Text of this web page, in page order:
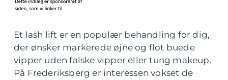
Et lash lift er en populær behandling for dig,
der ønsker markerede øjne og flot buede
vipper uden falske vipper eller tung makeup.
På Frederiksberg er interessen vokset de